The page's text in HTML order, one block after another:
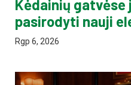
Kėdainių
pasirodyti nauji
Rgp 6, 2026